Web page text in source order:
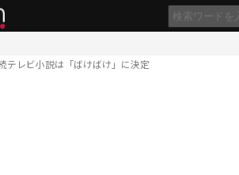
テレビ小説は「ばけばけ」に決定